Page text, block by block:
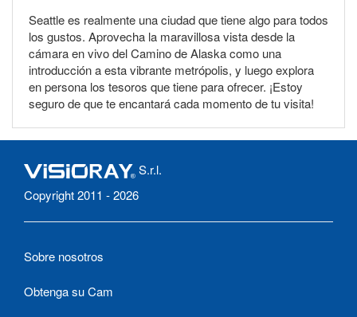
Seattle es realmente una ciudad que tiene algo para todos
los gustos. Aprovecha la maravillosa vista desde la
cámara en vivo del Camino de Alaska como una
introducción a esta vibrante metrópolis, y luego explora
en persona los tesoros que tiene para ofrecer. ¡Estoy
seguro de que te encantará cada momento de tu visita!
S.r.l.
Copyright 2011 - 2026
Sobre nosotros
Obtenga su Cam